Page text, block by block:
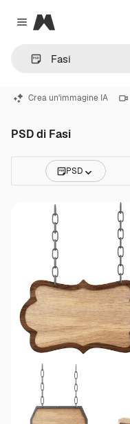
Close menu
Magnific
Crea un'immagine IA
PSD di Fasi
PSD